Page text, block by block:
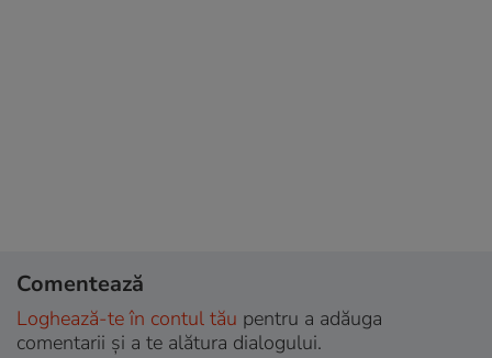
Comentează
Loghează-te în contul tău pentru a adăuga
comentarii și a te alătura dialogului.